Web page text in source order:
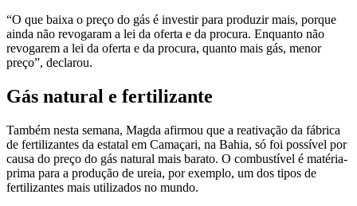
“O que baixa o preço do gás é investir para produzir mais, porque
ainda não revogaram a lei da oferta e da procura. Enquanto não
revogarem a lei da oferta e da procura, quanto mais gás, menor
preço”, declarou.
Gás natural e fertilizante
Também nesta semana, Magda afirmou que a reativação da fábrica
de fertilizantes da estatal em Camaçari, na Bahia, só foi possível por
causa do preço do gás natural mais barato. O combustível é matéria-
prima para a produção de ureia, por exemplo, um dos tipos de
fertilizantes mais utilizados no mundo.